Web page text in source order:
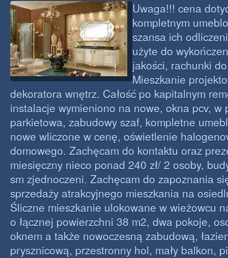
Uwaga!!! cena
kompletnym
szansa ich
użyte do
jakości, rachunki
Mieszkanie
dekoratora wnętrz. Całość po kapitalnym
instalacje wymieniono na nowe, okna pcv, w
parkietowa, zabudowy szaf, kompletne
nowe wliczone w cenę, oświetlenie
domowego. Zachęcam do kontaktu oraz
miesięczny nieco ponad 240 zł/ 2 osoby,
sm zjednoczeni. Zachęcam do zapoznania
sprzedaży atrakcyjnego mieszkania na
Śliczne mieszkanie ulokowane w wieżowcu
o łącznej powierzchni 38 m2, dwa pokoje,
oknem a także nowoczesną zabudową,
prysznicową, przestronny hol, mały balkon,